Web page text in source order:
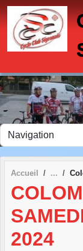
Accueil
2024
Panneau de